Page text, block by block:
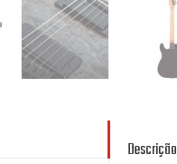
Descrição